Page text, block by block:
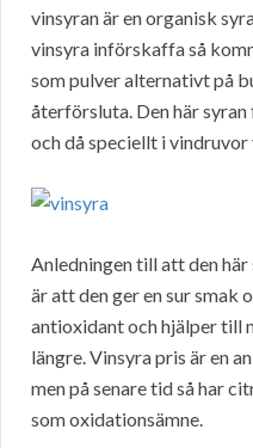
vinsyran är en organisk
vinsyra införskaffa så
som pulver alternativt på
återförsluta. Den här
och då speciellt i
Anledningen till att den
är att den ger en sur smak
antioxidant och hjälper till
längre. Vinsyra pris är en
men på senare tid så har
som oxidationsämne.